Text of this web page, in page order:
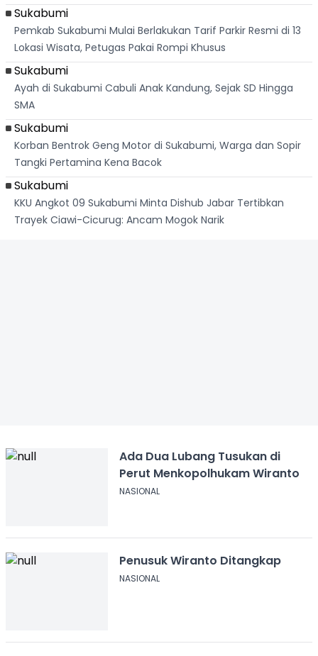
Sukabumi
Pemkab Sukabumi Mulai Berlakukan Tarif Parkir Resmi di 13
Lokasi Wisata, Petugas Pakai Rompi Khusus
Sukabumi
Ayah di Sukabumi Cabuli Anak Kandung, Sejak SD Hingga
SMA
Sukabumi
Korban Bentrok Geng Motor di Sukabumi, Warga dan Sopir
Tangki Pertamina Kena Bacok
Sukabumi
KKU Angkot 09 Sukabumi Minta Dishub Jabar Tertibkan
Trayek Ciawi-Cicurug: Ancam Mogok Narik
Ada Dua Lubang Tusukan di
Perut Menkopolhukam Wiranto
NASIONAL
Penusuk Wiranto Ditangkap
NASIONAL